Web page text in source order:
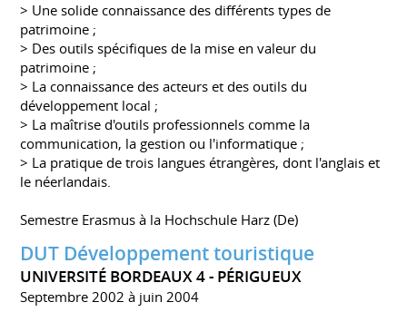
> Une solide connaissance des différents types de
patrimoine ;
> Des outils spécifiques de la mise en valeur du
patrimoine ;
> La connaissance des acteurs et des outils du
développement local ;
> La maîtrise d'outils professionnels comme la
communication, la gestion ou l'informatique ;
> La pratique de trois langues étrangères, dont l'anglais et
le néerlandais.
Semestre Erasmus à la Hochschule Harz (De)
DUT Développement touristique
UNIVERSITÉ BORDEAUX 4 - PÉRIGUEUX
Septembre 2002 à juin 2004